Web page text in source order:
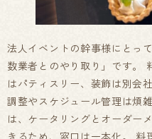
法人イベントの幹事様にとっ
数業者とのやり取り」です。
はパティスリー、装飾は別
調整やスケジュール管理は煩
は、ケータリングとオーダー
きるため、窓口は一本化。 料